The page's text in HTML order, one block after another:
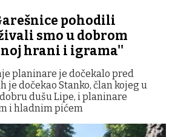
pohodili
smo u dobrom
hrani i igrama''
planinare je dočekalo pred
je dočekao Stanko, član kojeg u
dušu Lipe, i planinare
i hladnim pićem